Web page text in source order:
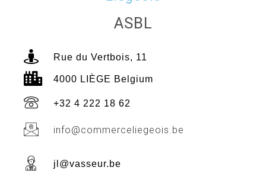
ASBL
Rue du Vertbois, 11
4000 LIÈGE Belgium
+32 4 222 18 62
info@commerceliegeois.be
jl@vasseur.be